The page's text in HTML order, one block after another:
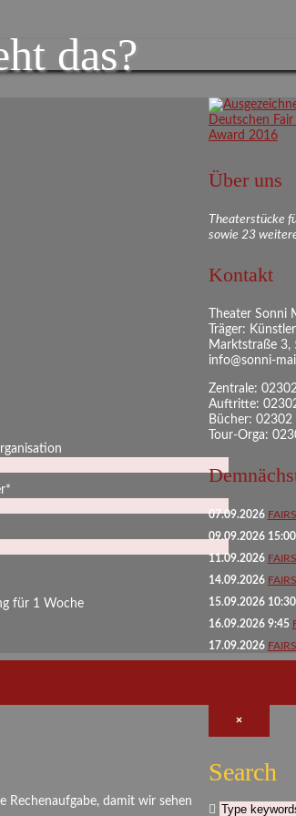
das?
für 1 Woche
Rechenaufgabe, damit wir sehen
Über uns
Theaterstücke
sowie 23
Kontakt
Theater Sonni
Träger:
Marktstraße
info@sonni-
Zentrale:
Auftritte:
Bücher:
Tour-Orga:
07.09.2026
09.09.2026 15:00
11.09.2026
14.09.2026
15.09.2026 10:30
16.09.2026 9:45
17.09.2026
×
Search